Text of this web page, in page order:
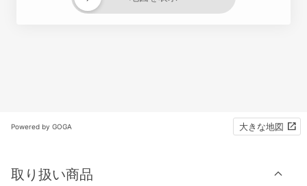
Powered by GOGA 大きな地図
取り扱い商品